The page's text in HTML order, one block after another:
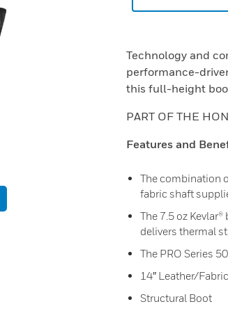
Technology and
performance-
this full-height
PART OF THE
Features and
The combination
fabric shaft
The 7.5 oz
delivers thermal
The PRO Series
14″ Leather/
Structural Boot